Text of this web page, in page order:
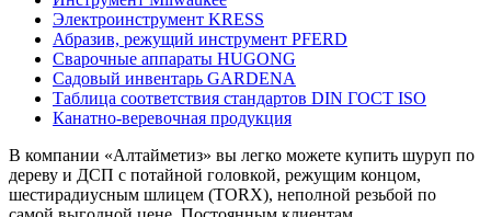
Электроинструмент KRESS
Абразив, режущий инструмент PFERD
Сварочные аппараты HUGONG
Садовый инвентарь GARDENA
Таблица соответствия стандартов DIN ГОСТ ISO
Канатно-веревочная продукция
В компании «Алтайметиз» вы легко можете купить шуруп по
дереву и ДСП с потайной головкой, режущим концом,
шестирадиусным шлицем (TORX), неполной резьбой по